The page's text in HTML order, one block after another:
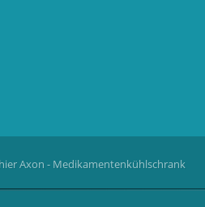
Axon - Medikamentenkühlschrank